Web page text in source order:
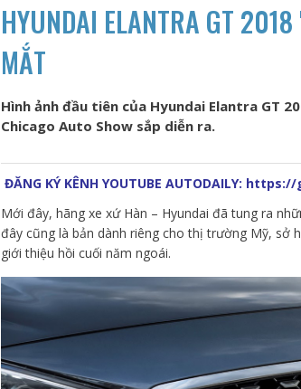
HYUNDAI ELANTRA GT
MẮT
Hình ảnh đầu tiên của Hyundai Elantra GT
Chicago Auto Show sắp diễn ra.
ĐĂNG KÝ KÊNH YOUTUBE AUTODAILY:
Mới đây, hãng xe xứ Hàn – Hyundai đã tung ra
đây cũng là bản dành riêng cho thị trường Mỹ,
giới thiệu hồi cuối năm ngoái.